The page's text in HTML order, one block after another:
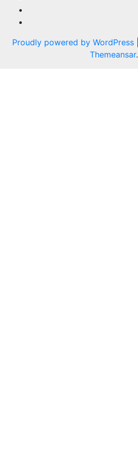
Proudly powered by WordPress
Themeansar.